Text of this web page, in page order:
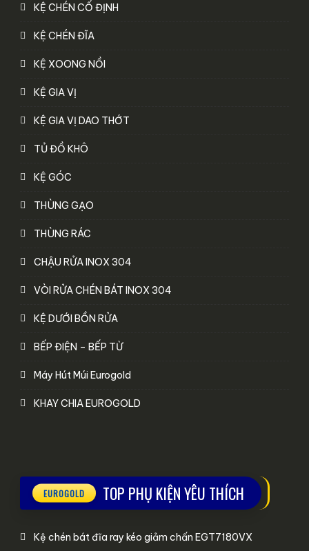
KỆ CHÉN CỐ ĐỊNH
KỆ CHÉN ĐĨA
KỆ XOONG NỒI
KỆ GIA VỊ
KỆ GIA VỊ DAO THỚT
TỦ ĐỒ KHÔ
KỆ GÓC
THÙNG GẠO
THÙNG RÁC
CHẬU RỬA INOX 304
VÒI RỬA CHÉN BÁT INOX 304
KỆ DƯỚI BỒN RỬA
BẾP ĐIỆN – BẾP TỪ
Máy Hút Múi Eurogold
KHAY CHIA EUROGOLD
TOP PHỤ KIỆN YÊU THÍCH
Kệ chén bát đĩa ray kéo giảm chấn EGT7180VX